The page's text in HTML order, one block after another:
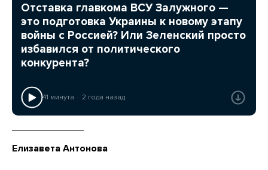
Отставка главкома ВСУ Залужного —
это подготовка Украины к новому этапу
войны с Россией? Или Зеленский просто
избавился от политического
конкурента?
41 минута 2 года назад
Елизавета Антонова